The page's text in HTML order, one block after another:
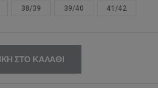
38/39 39/40 41/42
ΣΤΟ ΚΑΛΆΘΙ